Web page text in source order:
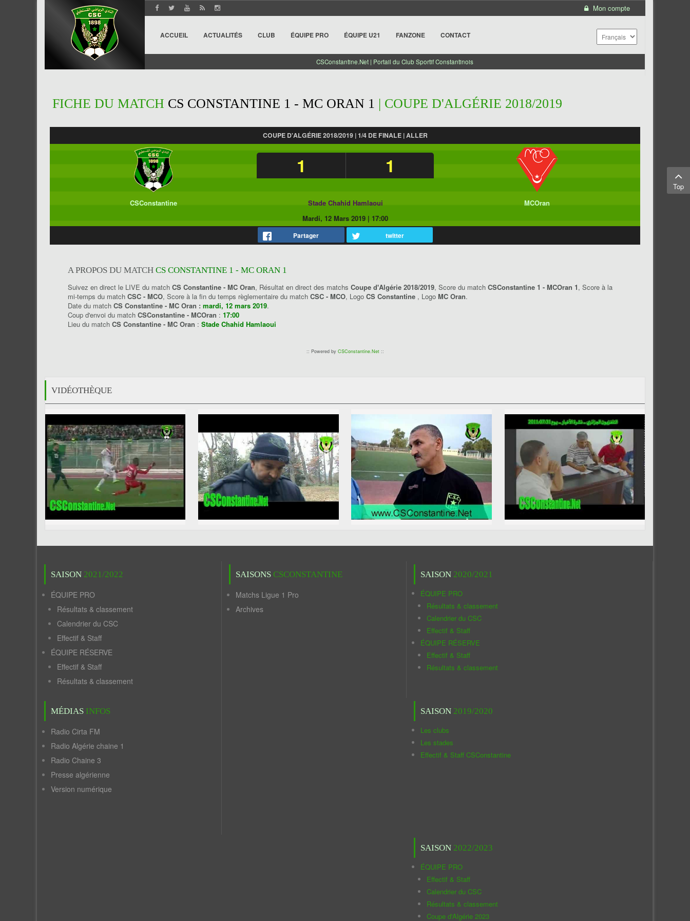
Mon compte
ACCUEIL ACTUALITÉS CLUB ÉQUIPE PRO ÉQUIPE U21 FANZONE CONTACT
CSConstantine.Net | Portail du Club Sportif Constantinois
FICHE DU MATCH CS CONSTANTINE 1 - MC ORAN 1 | COUPE D'ALGÉRIE 2018/2019
COUPE D'ALGÉRIE 2018/2019 | 1/4 DE FINALE | ALLER
1 1
CSConstantine Stade Chahid Hamlaoui
MCOran
Mardi, 12 Mars 2019| 17:00
Partager twitter
A PROPOS DU MATCH CS CONSTANTINE 1 - MC ORAN 1
Suivez en direct le LIVE du match CS Constantine - MC Oran, Résultat en direct des matchs Coupe d'Algérie 2018/2019, Score du match CSConstantine 1 - MCOran 1, Score à la
mi-temps du match CSC - MCO, Score à la fin du temps règlementaire du match CSC - MCO, Logo CS Constantine , Logo MC Oran.
Date du match CS Constantine - MC Oran : mardi, 12 mars 2019.
Coup d'envoi du match CSConstantine - MCOran : 17:00
Lieu du match CS Constantine - MC Oran : Stade Chahid Hamlaoui
:: Powered by CSConstantine.Net::
VIDÉOTHÈQUE
SAISON 2021/2022
ÉQUIPE PRO
Résultats & classement
Calendrier du CSC
Effectif & Staff
ÉQUIPE RÉSERVE
Effectif & Staff
Résultats & classement
MÉDIAS INFOS
Radio Cirta FM
Radio Algérie chaine 1
Radio Chaine 3
Presse algérienne
Version numérique
SAISONS CSCONSTANTINE
Matchs Ligue 1 Pro
Archives
SAISON 2020/2021
ÉQUIPE PRO
Résultats & classement
Calendrier du CSC
Effectif & Staff
ÉQUIPE RÉSERVE
Effectif & Staff
Résultats & classement
SAISON 2019/2020
Les clubs
Les stades
Effectif & Staff CSConstantine
SAISON 2022/2023
ÉQUIPE PRO
Effectif & Staff
Calendrier du CSC
Résultats & classement
Coupe d'Algérie 2023
Top